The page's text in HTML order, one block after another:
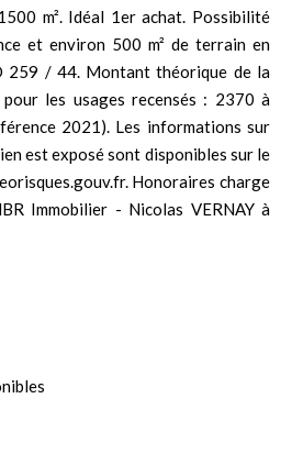
m². Idéal 1er achat. Possibilité
et environ 500 m² de terrain en
259 / 44. Montant théorique de la
pour les usages recensés : 2370 à
2021). Les informations sur
est exposé sont disponibles sur le
Honoraires charge
Immobilier - Nicolas VERNAY à